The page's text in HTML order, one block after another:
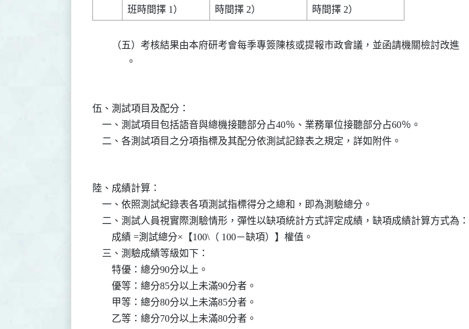
        （五）考核結果由本府研考會每季專簽陳核或提報市政會議，並函請機關檢討改進
伍、測試項目及配分：
    一、測試項目包括語音與總機接聽部分占40％、業務單位接聽部分占60％。
陸、成績計算：
    一、依照測試紀錄表各項測試指標得分之總和，即為測驗總分。
    二、測試人員視實際測驗情形，彈性以缺項統計方式評定成績，缺項成績計算方式為：
        成績 =測試總分×【100\（ 100－缺項）】權值。
    三、測驗成績等級如下：
        特優：總分90分以上。
        優等：總分85分以上未滿90分者。
        甲等：總分80分以上未滿85分者。
        乙等：總分70分以上未滿80分者。